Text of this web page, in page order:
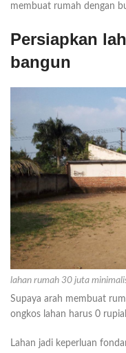
membuat rumah dengan
Persiapkan
bangun
lahan rumah 30 juta
Supaya arah membuat
ongkos lahan harus 0
Lahan jadi keperluan